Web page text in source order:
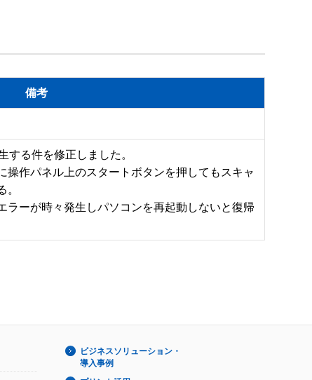
備考
する件を修正しました。
操作パネル上のスタートボタンを押してもスキャ
。
ラーが時々発生しパソコンを再起動しないと復帰
ビジネスソリューション・
導入事例